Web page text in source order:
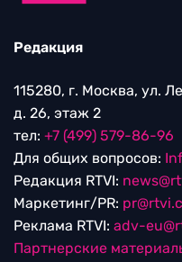
Редакция
115280, г. Москва, ул.
д. 26, этаж 2
тел: +7 (499) 579-86-96
Для общих вопросов:
Редакция RTVI:
Маркетинг/PR:
Реклама RTVI: adv-
Партнерские